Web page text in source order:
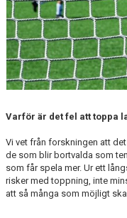
SUPPORTERSHOP
KALENDER
MATCHER
SPELARE & FÖRÄLDRAR
FOTBOLLSSKOLA FÖR
Varför är det fel att toppa
Vi vet från forskningen att
de som blir bortvalda som
som får spela mer. Ur ett
risker med toppning, inte
att så många som möjligt